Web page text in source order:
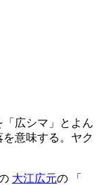
広シマ」とよん
意味する。ヤク
大江広元の 「